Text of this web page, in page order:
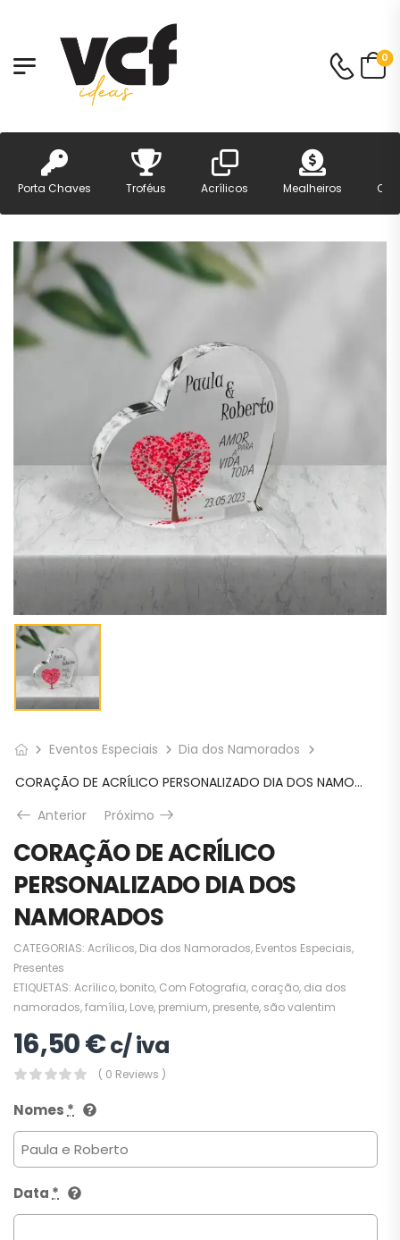
0
Porta Chaves Troféus Acrílicos Mealheiros
Eventos Especiais
Dia dos Namorados
CORAÇÃO DE ACRÍLICO PERSONALIZADO DIA DOS NAMORADOS
Anterior
Próximo
CORAÇÃO DE ACRÍLICO
PERSONALIZADO DIA DOS
NAMORADOS
CATEGORIAS: Acrílicos, Dia dos Namorados, Eventos Especiais,
Presentes
ETIQUETAS: Acrílico, bonito, Com Fotografia, coração, dia dos
namorados,família, Love, premium, presente, são valentim
16,50€c/ iva
( 0 Reviews )
Nomes *
Data *